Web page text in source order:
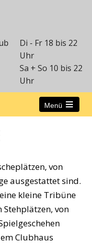
Di - Fr 18 bis 22
Uhr
Sa + So 10 bis 22
Uhr
Menü
von
ausgestattet sind.
kleine Tribüne
von
Clubhaus